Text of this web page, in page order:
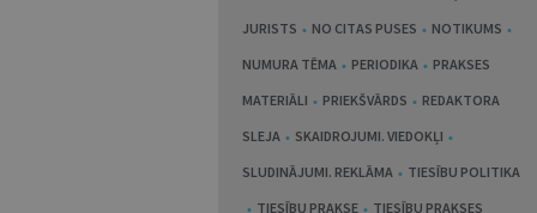
JURISTS
NO CITAS PUSES
NOTIKUMS
NUMURA TĒMA
PERIODIKA
PRAKSES
MATERIĀLI
PRIEKŠVĀRDS
REDAKTORA
SLEJA
SKAIDROJUMI. VIEDOKĻI
SLUDINĀJUMI. REKLĀMA
TIESĪBU POLITIKA
TIESĪBU PRAKSE
TIESĪBU PRAKSES